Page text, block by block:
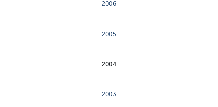
2006
2005
2004
2003